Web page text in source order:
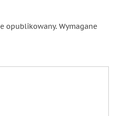
opublikowany. Wymagane